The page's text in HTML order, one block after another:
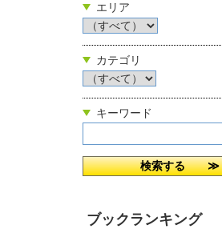
エリア
カテゴリ
キーワード
ブックランキング